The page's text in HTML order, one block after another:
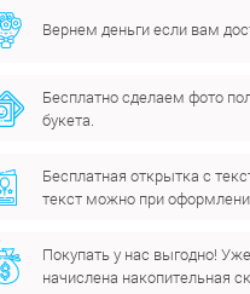
Вернем деньги если вам
Бесплатно сделаем фото
букета.
Бесплатная открытка с
текст можно при
Покупать у нас выгодно!
начислена накопительная